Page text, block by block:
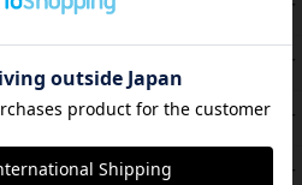
PT
PT
59 PT
PT